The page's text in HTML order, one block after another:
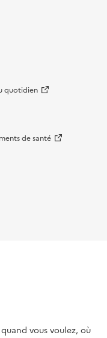
quotidien
de santé
vous voulez, où